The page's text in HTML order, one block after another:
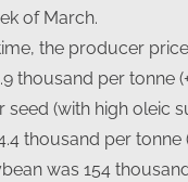
of March.
the producer
thousand per tonne
seed (with high oleic
thousand per tonne
was 154